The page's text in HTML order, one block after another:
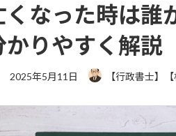
なった時は誰
りやすく解説
最
日
2025年5月11日 【行政書士】